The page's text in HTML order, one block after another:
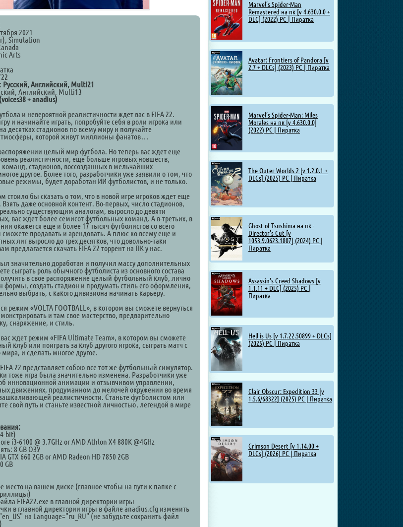
Marvel’s Spider-Man
Remastered на пк [v 4.630.0.0 +
DLC] (2022) PC | Пиратка
Avatar: Frontiers of Pandora [v
2.7 + DLCs] (2023) PC | Пиратка
Marvel’s Spider-Man: Miles
Morales на пк [v 4.630.0.0]
(2022) PC | Пиратка
The Outer Worlds 2 [v 1.2.0.1 +
DLCs] (2025) PC | Пиратка
Ghost of Tsushima на пк -
Director's Cut [v
1053.9.0623.1807] (2024) PC |
Пиратка
Assassin's Creed Shadows [v
1.1.11 + DLC] (2025) PC |
Пиратка
Hell is Us [v 1.7.22.50899 + DLCs]
(2025) PC | Пиратка
Clair Obscur: Expedition 33 [v
1.5.6/68322] (2025) PC | Пиратка
Crimson Desert [v 1.14.00 +
DLCs] (2026) PC | Пиратка
2021
Simulation
Arts
Русский, Английский, Multi21
Английский, Multi13
+ anadius)
и невероятной реалистичности ждет вас в FIFA 22.
и начинайте играть, попробуйте себя в роли игрока или
десятках стадионов по всему миру и получайте
которой живут миллионы фанатов…
целый мир футбола. Но теперь вас ждет еще
реалистичности, еще больше игровых новшеств,
команд, стадионов, воссозданных в мельчайших
другое. Более того, разработчики уже заявили о том, что
режимы, будет доработан ИИ футболистов, и не только.
стоило бы сказать о том, что в новой игре игроков ждет еще
даже основной контент. Во-первых, число стадионов,
существующим аналогам, выросло до девяти
вас ждет более семисот футбольных команд. А в-третьих, в
окажется еще и более 17 тысяч футболистов со всего
продавать и арендовать. А плюс ко всему еще и
лиг выросло до трех десятков, что довольно-таки
предлагается скачать FIFA 22 торрент на ПК у нас.
значительно доработан и получил массу дополнительных
сыграть роль обычного футболиста из основного состава
в свое распоряжение целый футбольный клуб, лично
формы, создать стадион и продумать стиль его оформления,
выбрать, с какого дивизиона начинать карьеру.
режим «VOLTA FOOTBALL», в котором вы сможете вернуться
и там свое мастерство, предварительно
снаряжение, и стиль.
ждет режим «FIFA Ultimate Team», в котором вы сможете
клуб или поиграть за клуб другого игрока, сыграть матч с
мира, и сделать многое другое.
22 представляет собою все тот же футбольный симулятор.
тоже игра была значительно изменена. Разработчики уже
инновационной анимации и отзывчивом управлении,
движениях, продуманном до мелочей окружении во время
реалистичности. Станьте футболистом или
свой путь и станьте известной личностью, легендой в мире
bit)
i3-6100 @ 3.7GHz or AMD Athlon X4 880K @4GHz
8 GB ОЗУ
GTX 660 2GB or AMD Radeon HD 7850 2GB
GB
место на вашем диске (главное чтобы на пути к папке с
FIFA22.exe в главной директории игры
в главной директории игры в файле anadius.cfg изменить
на Language="ru_RU" (не забудьте сохранить файл